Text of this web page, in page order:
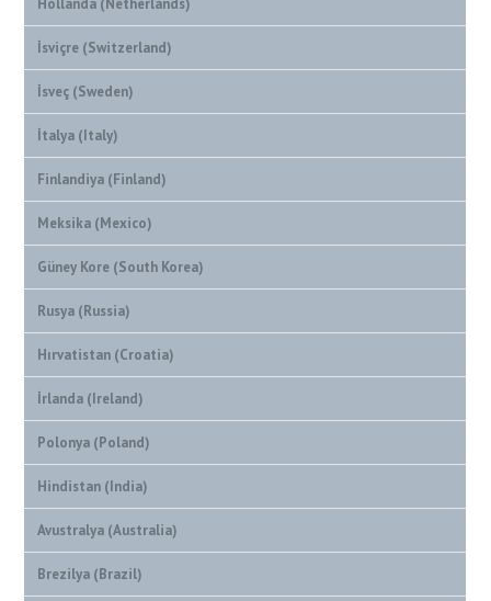
Hollanda (Netherlands)
İsviçre (Switzerland)
İsveç (Sweden)
İtalya (Italy)
Finlandiya (Finland)
Meksika (Mexico)
Güney Kore (South Korea)
Rusya (Russia)
Hırvatistan (Croatia)
İrlanda (Ireland)
Polonya (Poland)
Hindistan (India)
Avustralya (Australia)
Brezilya (Brazil)